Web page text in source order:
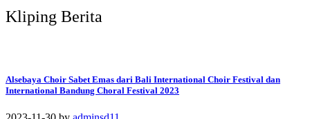
#sekolahsurabaya
Kliping Berita
Alsebaya Choir Sabet Emas dari Bali International Choir Festival dan
International Bandung Choral Festival 2023